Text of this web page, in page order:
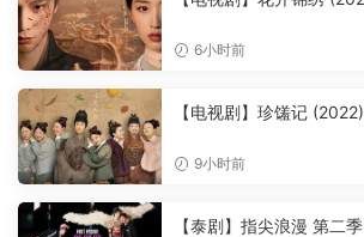
的重重考验，与命运抗争
6小时前
【电视剧】珍馐记
情 / 古装|凭借出众的厨艺
9小时前
【泰剧】指尖浪漫 第二